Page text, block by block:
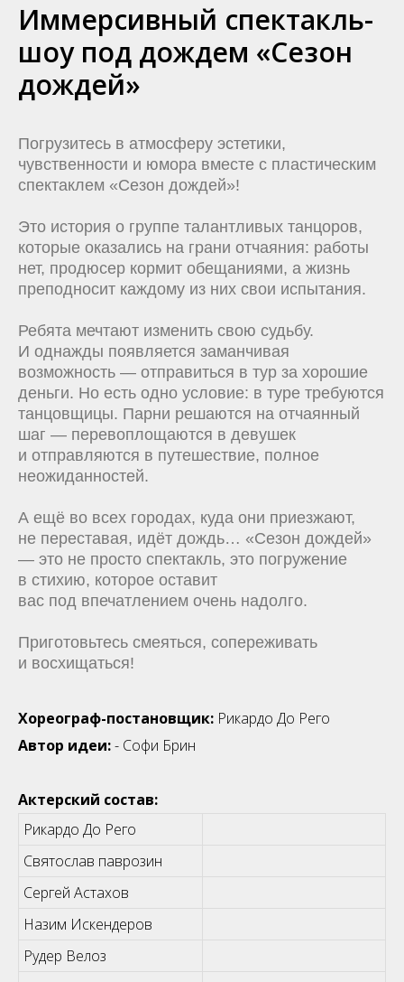
Иммерсивный спектакль-
шоу под дождем «Сезон
дождей»
Погрузитесь в атмосферу эстетики,
чувственности и юмора вместе с пластическим
спектаклем «Сезон дождей»!
Это история о группе талантливых танцоров,
которые оказались на грани отчаяния: работы
нет, продюсер кормит обещаниями, а жизнь
преподносит каждому из них свои испытания.
Ребята мечтают изменить свою судьбу.
И однажды появляется заманчивая
возможность — отправиться в тур за хорошие
деньги. Но есть одно условие: в туре требуются
танцовщицы. Парни решаются на отчаянный
шаг — перевоплощаются в девушек
и отправляются в путешествие, полное
неожиданностей.
А ещё во всех городах, куда они приезжают,
не переставая, идёт дождь… «Сезон дождей»
— это не просто спектакль, это погружение
в стихию, которое оставит
вас под впечатлением очень надолго.
Приготовьтесь смеяться, сопереживать
и восхищаться!
Хореограф-постановщик: Рикардо До Рего
Автор идеи:- Софи Брин
Актерский состав:
Рикардо До Рего
Святослав паврозин
Сергей Астахов
Назим Искендеров
Рудер Велоз